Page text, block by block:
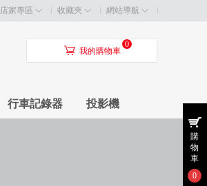
店家專區 收藏夾 網站導航
󰃦 我的購物車
0
行車記錄器 投影機
購
物
車
0